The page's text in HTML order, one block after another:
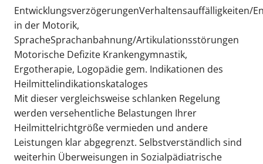
EntwicklungsverzögerungenVerhaltensauffälligkeiten/
in der Motorik,
SpracheSprachanbahnung/Artikulationsstörungen
Motorische Defizite Krankengymnastik,
Ergotherapie, Logopädie gem. Indikationen des
Heilmittelindikationskataloges
Mit dieser vergleichsweise schlanken Regelung
werden versehentliche Belastungen Ihrer
Heilmittelrichtgröße vermieden und andere
Leistungen klar abgegrenzt. Selbstverständlich sind
weiterhin Überweisungen in Sozialpädiatrische